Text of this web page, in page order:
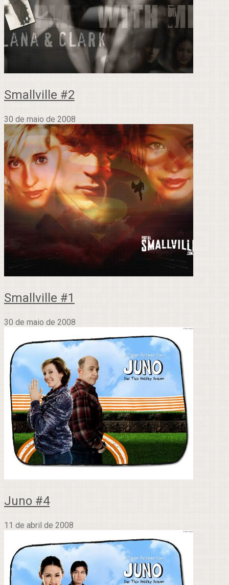
Smallville #2
30 de maio de 2008
Smallville #1
30 de maio de 2008
Juno #4
11 de abril de 2008